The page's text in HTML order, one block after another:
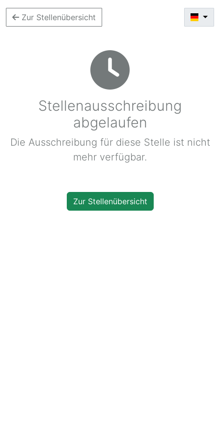
Zur Stellenübersicht
Stellenausschreibung
abgelaufen
Die Ausschreibung für diese Stelle ist nicht
mehr verfügbar.
Zur Stellenübersicht